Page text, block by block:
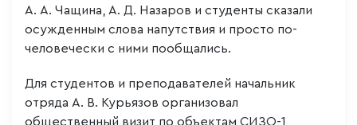
А. А. Чащина, А. Д. Назаров и студенты сказали
осужденным слова напутствия и просто по-
человечески с ними пообщались.
Для студентов и преподавателей начальник
отряда А. В. Курьязов организовал
общественный визит по объектам СИЗО-1,